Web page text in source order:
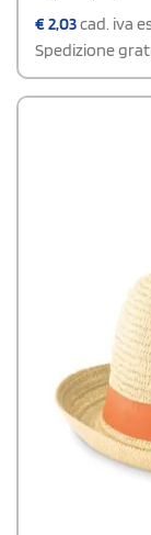
e dimensioni tra
risultato
alto potenziale
eventi o fiere.
€2,03cad. iva
Spedizione